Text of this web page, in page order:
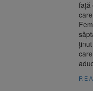
față